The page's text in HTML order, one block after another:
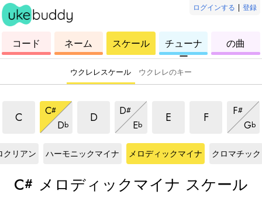
ログインする | 登録
ク
レ
コード
コ
ー
ド
ネーム
ウ
ク
レ
レ
スケール
ク
レ
レ
チューナ
ー
ク
レ
の曲
ウクレレスケール ウクレレのキー
C
メロディックマイナスケール
C#
メロディックマイナスケール
Db
メロディックマイナスケール
D
メロディックマイナスケール
D#
メロディックマイナスケール
Eb
メロディックマイナスケール
E
メロディックマイナ
F
メロディッ
F#
メロデ
Gb
メロ
クリアン
ハーモニックマイナ
メロディックマイナ
クロマチック
C# メロディックマイナ スケール